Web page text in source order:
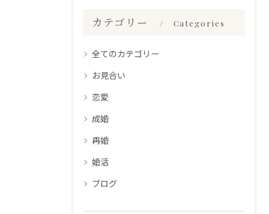
カテゴリー Categories
全てのカテゴリー
お見合い
恋愛
成婚
再婚
婚活
ブログ